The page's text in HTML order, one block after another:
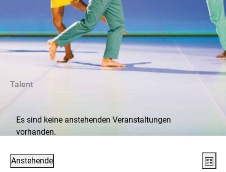
Talent
Es sind keine anstehenden Veranstaltungen
vorhanden.
Liste
Anstehende